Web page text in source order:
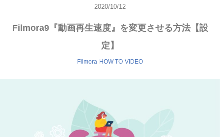
2020/10/12
Filmora9『動画再生速度』を変更させる方法【設
定】
Filmora HOW TO VIDEO